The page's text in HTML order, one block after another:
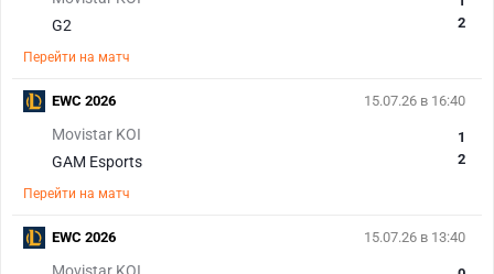
G2
2
Перейти на матч
15.07.26 в 16:40
Movistar KOI
GAM Esports
1
2
Перейти на матч
EWC 2026
15.07.26 в 13:40
EWC 2026